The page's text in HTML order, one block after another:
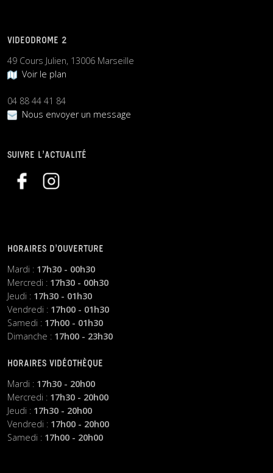
VIDEODROME 2
49 Cours Julien, 13006 Marseille
Voir le plan
04 88 44 41 84
Nous envoyer un message
SUIVRE L’ACTUALITÉ
HORAIRES D’OUVERTURE
Mardi : 17h30 - 00h30
Mercredi : 17h30 - 00h30
Jeudi : 17h30 - 01h30
Vendredi : 17h00 - 01h30
Samedi : 17h00 - 01h30
Dimanche : 17h00 - 23h30
HORAIRES VIDÉOTHÈQUE
Mardi : 17h30 - 20h00
Mercredi : 17h30 - 20h00
Jeudi : 17h30 - 20h00
Vendredi : 17h00 - 20h00
Samedi : 17h00 - 20h00